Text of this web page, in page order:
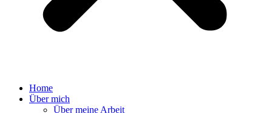
Home
Über mich
Über meine Arbeit